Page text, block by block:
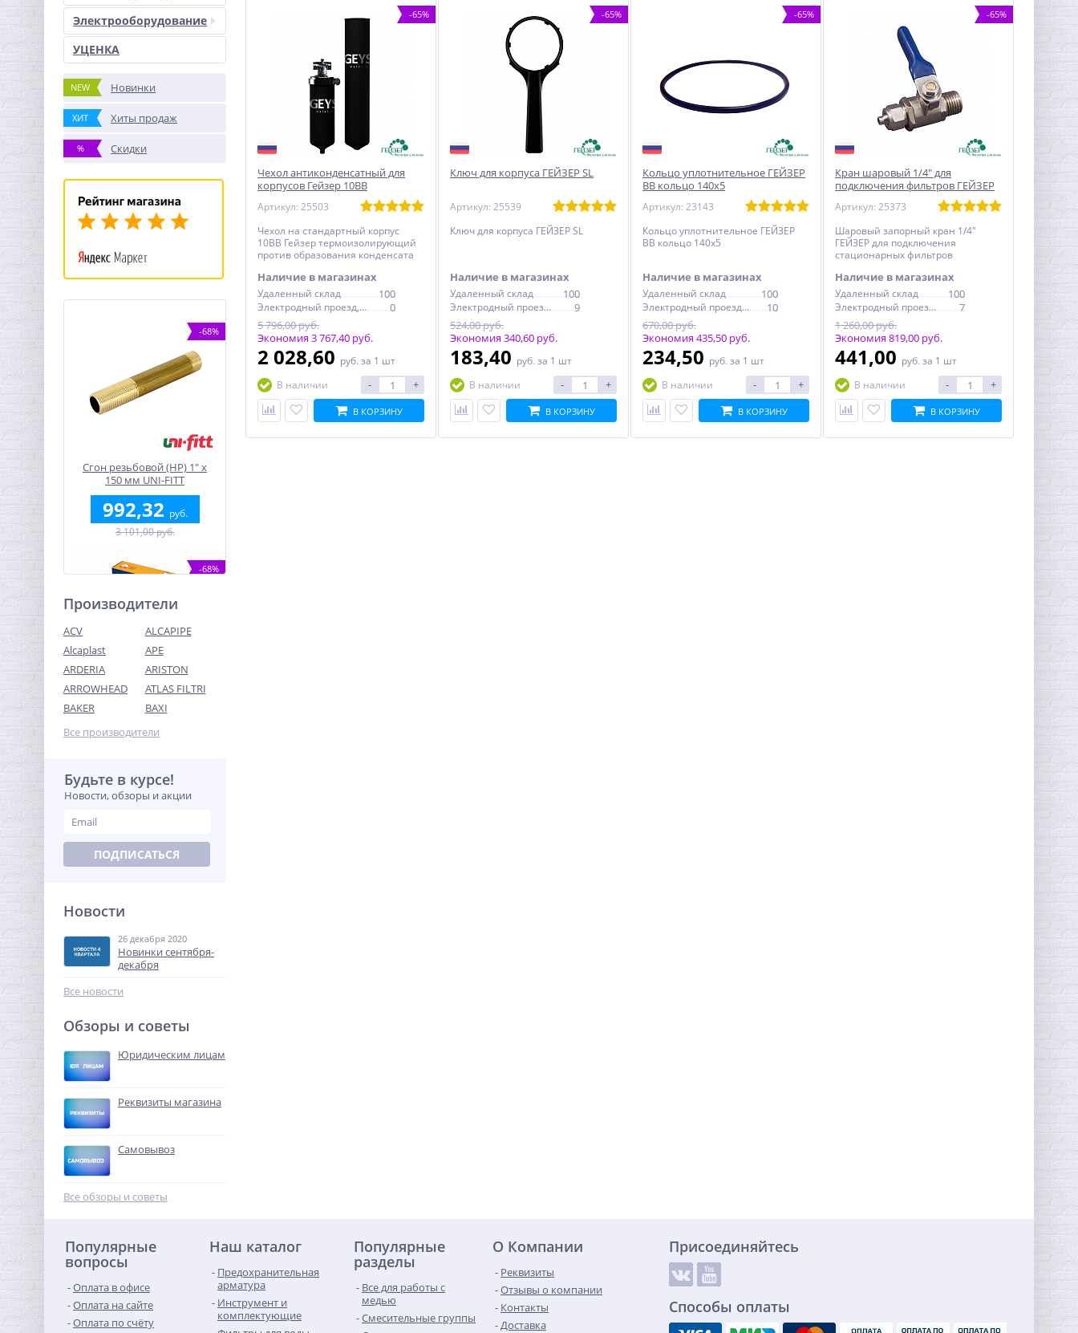
Электрооборудование
УЦЕНКА
NEW Новинки
ХИТ Хиты продаж
% Скидки
-68%
Сгон резьбовой (НР) 1" x
150 мм UNI-FITT
992,32 руб.
3 101,00 руб.
-68%
Модуль Neptun Smart+
TUYA для удаленного
управления
19 410,56
Ниппель редукция 1/2" x
1/4" (НР) латунь UNI-FITT
122,88
Муфта резьбовая 1"1/2 x
1"1/2 (ВР) никель UNI-FITT
2 102,00 руб.
-68%
Производители
ACV
ALCAPIPE
Alcaplast
APE
ARDERIA
ARISTON
ARROWHEAD
ATLAS FILTRI
BAKER
BAXI
Все производители
Будьте в курсе!
Новости, обзоры и акции
ПОДПИСАТЬСЯ
Новости
26 декабря 2020
Новинки сентября-
декабря
Все новости
Обзоры и советы
Юридическим лицам
Реквизиты магазина
Самовывоз
Все обзоры и советы
-65%
Чехол антиконденсатный для
корпусов Гейзер 10ВВ
Артикул: 25503
Чехол на стандартный корпус
10ВВ Гейзер термоизолирующий
против образования конденсата
Наличие в магазинах
Удаленный склад 100
Электродный проезд, 6с1
0
5 796,00 руб.
Экономия 3 767,40 руб.
2 028,60 руб. за 1 шт
В наличии
- +
В КОРЗИНУ
-65%
Ключ для корпуса ГЕЙЗЕР SL
Артикул: 25539
Ключ для корпуса ГЕЙЗЕР SL
Наличие в магазинах
Удаленный склад 100
Электродный проезд, 6с1
9
524,00 руб.
Экономия 340,60 руб.
183,40 руб. за 1 шт
В наличии
- +
В КОРЗИНУ
-65%
Кольцо уплотнительное ГЕЙЗЕР
ВВ кольцо 140х5
Артикул: 23143
Кольцо уплотнительное ГЕЙЗЕР
ВВ кольцо 140х5
Наличие в магазинах
Удаленный склад 100
Электродный проезд, 6с1
10
670,00 руб.
Экономия 435,50 руб.
234,50 руб. за 1 шт
В наличии
- +
В КОРЗИНУ
-65%
Кран шаровый 1/4" для
подключения фильтров ГЕЙЗЕР
Артикул: 25373
Шаровый запорный кран 1/4"
ГЕЙЗЕР для подключения
стационарных фильтров
Наличие в магазинах
Удаленный склад 100
Электродный проезд, 6с1
7
1 260,00 руб.
Экономия 819,00 руб.
441,00 руб. за 1 шт
В наличии
- +
В КОРЗИНУ
Популярные
вопросы
Оплата в офисе
Оплата на сайте
Оплата по счёту
Наш каталог
Предохранительная
арматура
Инструмент и
комплектующие
Популярные
разделы
Все для работы с
медью
Смесительные группы
О Компании
Реквизиты
Отзывы о компании
Контакты
Доставка
Присоединяйтесь
Способы оплаты